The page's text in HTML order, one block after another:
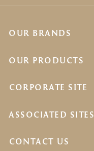
OUR BRANDS
OUR PRODUCTS
CORPORATE SITE
ASSOCIATED SITES
CONTACT US